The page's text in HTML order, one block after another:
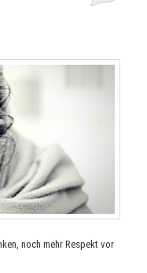
noch mehr Respekt vor